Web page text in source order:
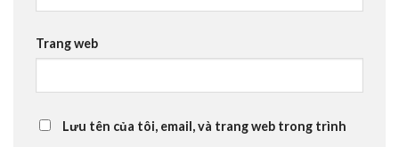
Trang web
Lưu tên của tôi, email, và trang web trong trình